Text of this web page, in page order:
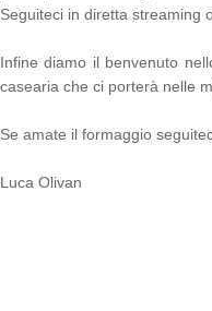
Seguiteci in diretta streaming
Infine diamo il benvenuto
casearia che ci porterà nelle
Se amate il formaggio
Luca Olivan